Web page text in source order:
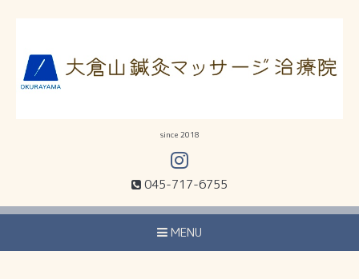
since 2018
045-717-6755
MENU